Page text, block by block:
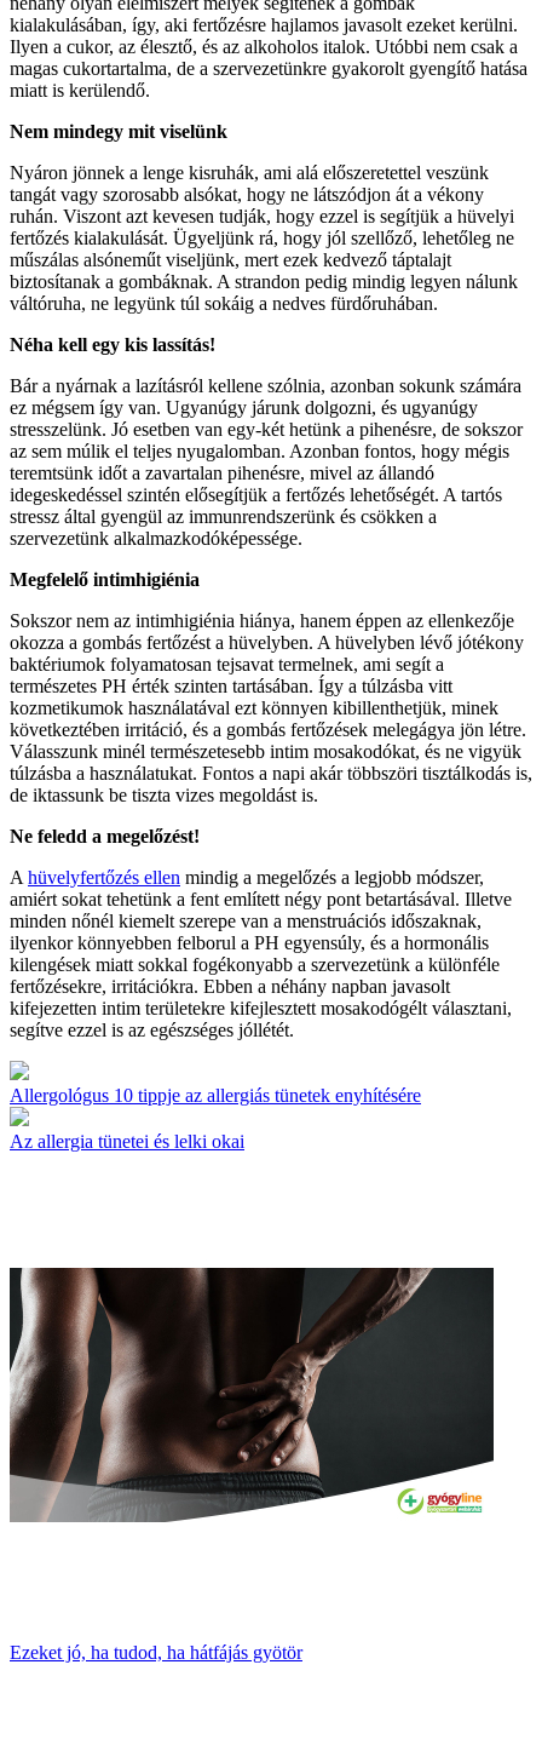
kialakulásában, így, aki fertőzésre hajlamos javasolt ezeket kerülni.
Ilyen a cukor, az élesztő, és az alkoholos italok. Utóbbi nem csak a
magas cukortartalma, de a szervezetünkre gyakorolt gyengítő hatása
miatt is kerülendő.
Nem mindegy mit viselünk
Nyáron jönnek a lenge kisruhák, ami alá előszeretettel veszünk
tangát vagy szorosabb alsókat, hogy ne látszódjon át a vékony
ruhán. Viszont azt kevesen tudják, hogy ezzel is segítjük a hüvelyi
fertőzés kialakulását. Ügyeljünk rá, hogy jól szellőző, lehetőleg ne
műszálas alsóneműt viseljünk, mert ezek kedvező táptalajt
biztosítanak a gombáknak. A strandon pedig mindig legyen nálunk
váltóruha, ne legyünk túl sokáig a nedves fürdőruhában.
Néha kell egy kis lassítás!
Bár a nyárnak a lazításról kellene szólnia, azonban sokunk számára
ez mégsem így van. Ugyanúgy járunk dolgozni, és ugyanúgy
stresszelünk. Jó esetben van egy-két hetünk a pihenésre, de sokszor
az sem múlik el teljes nyugalomban. Azonban fontos, hogy mégis
teremtsünk időt a zavartalan pihenésre, mivel az állandó
idegeskedéssel szintén elősegítjük a fertőzés lehetőségét. A tartós
stressz által gyengül az immunrendszerünk és csökken a
szervezetünk alkalmazkodóképessége.
Megfelelő intimhigiénia
Sokszor nem az intimhigiénia hiánya, hanem éppen az ellenkezője
okozza a gombás fertőzést a hüvelyben. A hüvelyben lévő jótékony
baktériumok folyamatosan tejsavat termelnek, ami segít a
természetes PH érték szinten tartásában. Így a túlzásba vitt
kozmetikumok használatával ezt könnyen kibillenthetjük, minek
következtében irritáció, és a gombás fertőzések melegágya jön létre.
Válasszunk minél természetesebb intim mosakodókat, és ne vigyük
túlzásba a használatukat. Fontos a napi akár többszöri tisztálkodás is,
de iktassunk be tiszta vizes megoldást is.
Ne feledd a megelőzést!
A hüvelyfertőzés ellen mindig a megelőzés a legjobb módszer,
amiért sokat tehetünk a fent említett négy pont betartásával. Illetve
minden nőnél kiemelt szerepe van a menstruációs időszaknak,
ilyenkor könnyebben felborul a PH egyensúly, és a hormonális
kilengések miatt sokkal fogékonyabb a szervezetünk a különféle
fertőzésekre, irritációkra. Ebben a néhány napban javasolt
kifejezetten intim területekre kifejlesztett mosakodógélt választani,
segítve ezzel is az egészséges jóllétét.
Allergológus 10 tippje az allergiás tünetek enyhítésére
Az allergia tünetei és lelki okai
Ezeket jó, ha tudod, ha hátfájás gyötör